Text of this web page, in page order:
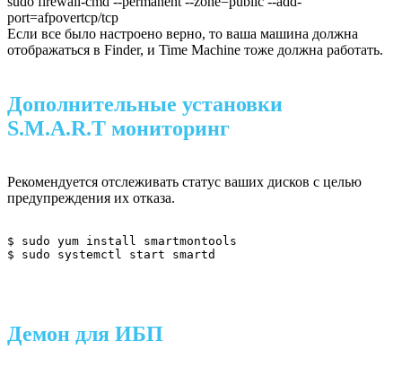
port=afpovertcp/tcp
Если все было настроено верно, то ваша машина должна
отображаться в Finder, и Time Machine тоже должна работать.
Дополнительные установки
S.M.A.R.T мониторинг
Рекомендуется отслеживать статус ваших дисков с целью
предупреждения их отказа.
$ sudo yum install smartmontools
$ sudo systemctl start smartd
Демон для ИБП